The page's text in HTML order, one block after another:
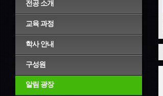
전공 소개
교육 과정
학사 안내
구성원
알림 광장